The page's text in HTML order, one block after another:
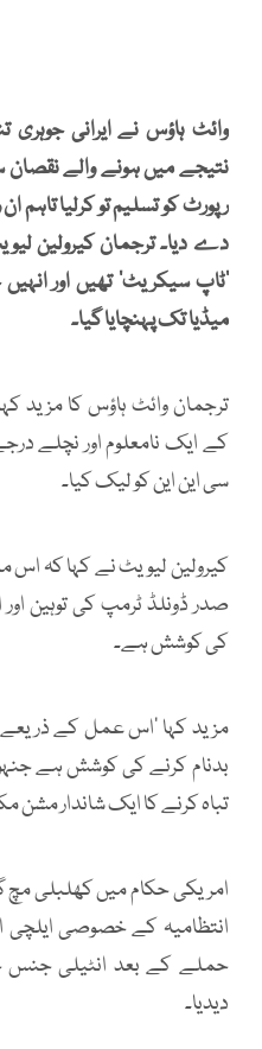
وائٹ ہاؤس نے ایرانی
نتیجے میں ہونے والے
رپورٹ کو تسلیم تو کرلیا تاہم
دے دیا۔ ترجمان کیرولین
’ٹاپ سیکریٹ‘ تھیں اور
میڈیا تک پہنچایا گیا۔
ترجمان وائٹ ہاؤس کا مزید
کے ایک نامعلوم اور نچلے
سی این این کو لیک کیا۔
کیرولین لیویٹ نے کہا کہ اس
صدر ڈونلڈ ٹرمپ کی توہین
کی کوشش ہے۔
مزید کہا ’اس عمل کے ذریعے
بدنام کرنے کی کوشش ہے
تباہ کرنے کا ایک شاندار مشن
امریکی حکام میں کھلبلی
انتظامیہ کے خصوصی ایلچی
حملے کے بعد انٹیلی جنس
دیدیا۔